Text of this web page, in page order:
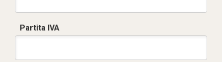
Partita IVA